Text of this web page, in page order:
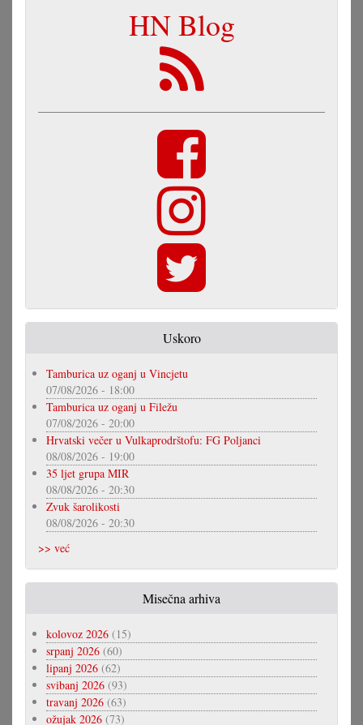
HN Blog
Uskoro
Tamburica uz oganj u Vincjetu
07/08/2026 - 18:00
Tamburica uz oganj u Filežu
07/08/2026 - 20:00
Hrvatski večer u Vulkaprodrštofu: FG Poljanci
08/08/2026 - 19:00
35 ljet grupa MIR
08/08/2026 - 20:30
Zvuk šarolikosti
08/08/2026 - 20:30
>> već
Misečna arhiva
kolovoz 2026 (15)
srpanj 2026 (60)
lipanj 2026 (62)
svibanj 2026 (93)
travanj 2026 (63)
ožujak 2026 (73)